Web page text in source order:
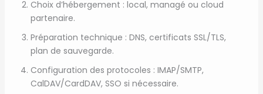
Choix d’hébergement : local, managé ou cloud
partenaire.
Préparation technique : DNS, certificats SSL/TLS,
plan de sauvegarde.
Configuration des protocoles : IMAP/SMTP,
CalDAV/CardDAV, SSO si nécessaire.